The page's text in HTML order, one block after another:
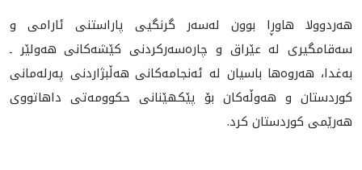
هه‌ردوولا هاوڕا بوون له‌سه‌ر گرنگيى پاراستنى ئارامى و
سه‌قامگيرى له‌ عێراق و چاره‌سه‌ركردنى كێشه‌كانى هه‌ولێر ـ
به‌غدا، هه‌روه‌ها باسيان له‌ ئه‌نجامه‌كانى هه‌ڵبژاردنى په‌رله‌مانى
كوردستان و هه‌وڵه‌كان بۆ پێكهێنانى حكوومه‌تى داهاتووى
هه‌رێمى كوردستان كرد.